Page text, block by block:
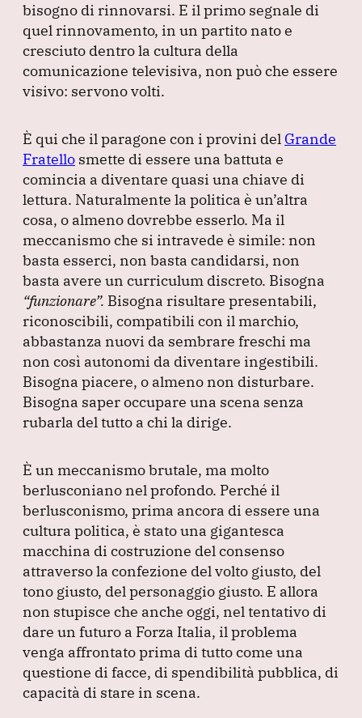
bisogno di rinnovarsi. E il primo segnale di
quel rinnovamento, in un partito nato e
cresciuto dentro la cultura della
comunicazione televisiva, non può che essere
visivo: servono volti.
È qui che il paragone con i provini del Grande
Fratello smette di essere una battuta e
comincia a diventare quasi una chiave di
lettura. Naturalmente la politica è un’altra
cosa, o almeno dovrebbe esserlo. Ma il
meccanismo che si intravede è simile: non
basta esserci, non basta candidarsi, non
basta avere un curriculum discreto. Bisogna
“funzionare”. Bisogna risultare presentabili,
riconoscibili, compatibili con il marchio,
abbastanza nuovi da sembrare freschi ma
non così autonomi da diventare ingestibili.
Bisogna piacere, o almeno non disturbare.
Bisogna saper occupare una scena senza
rubarla del tutto a chi la dirige.
È un meccanismo brutale, ma molto
berlusconiano nel profondo. Perché il
berlusconismo, prima ancora di essere una
cultura politica, è stato una gigantesca
macchina di costruzione del consenso
attraverso la confezione del volto giusto, del
tono giusto, del personaggio giusto. E allora
non stupisce che anche oggi, nel tentativo di
dare un futuro a Forza Italia, il problema
venga affrontato prima di tutto come una
questione di facce, di spendibilità pubblica, di
capacità di stare in scena.